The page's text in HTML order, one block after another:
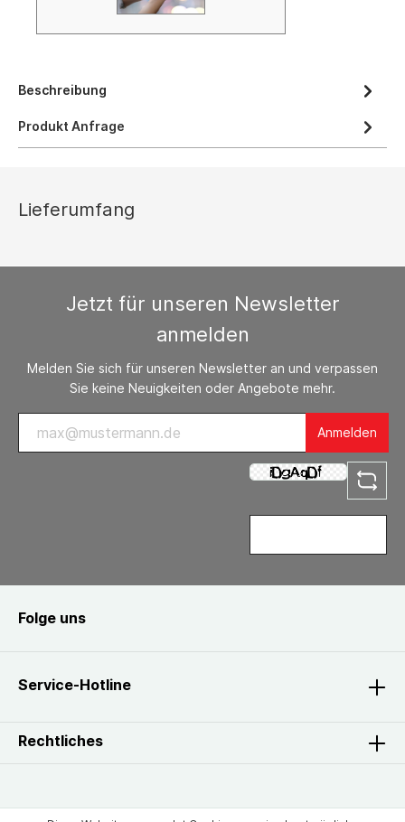
Beschreibung
Produkt Anfrage
Lieferumfang
Jetzt für unseren Newsletter
anmelden
Melden Sie sich für unseren Newsletter an und verpassen
Sie keine Neuigkeiten oder Angebote mehr.
Anmelden
Service-Hotline
Folge uns
Rechtliches